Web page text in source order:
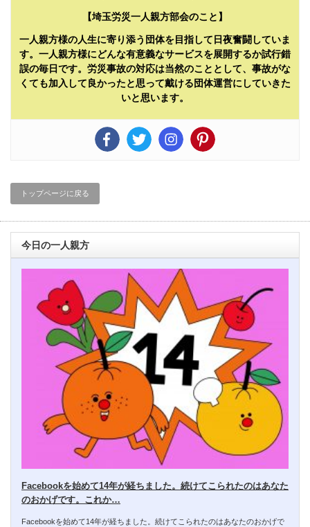
【埼玉労災一人親方部会のこと】
一人親方様の人生に寄り添う団体を目指して日夜奮闘していま
す。一人親方様にどんな有意義なサービスを展開するか試行錯
誤の毎日です。労災事故の対応は当然のこととして、事故がな
くても加入して良かったと思って戴ける団体運営にしていきた
いと思います。
トップページに戻る
今日の一人親方
Facebookを始めて14年が経ちました。続けてこられたのはあなた
のおかげです。これか…
Facebookを始めて14年が経ちました。続けてこられたのはあなたのおかげで